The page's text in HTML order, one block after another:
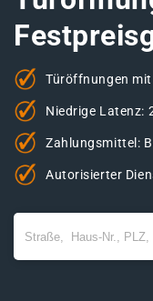
Türöffnungen
Niedrige Latenz:
Zahlungsmittel:
Autorisierter